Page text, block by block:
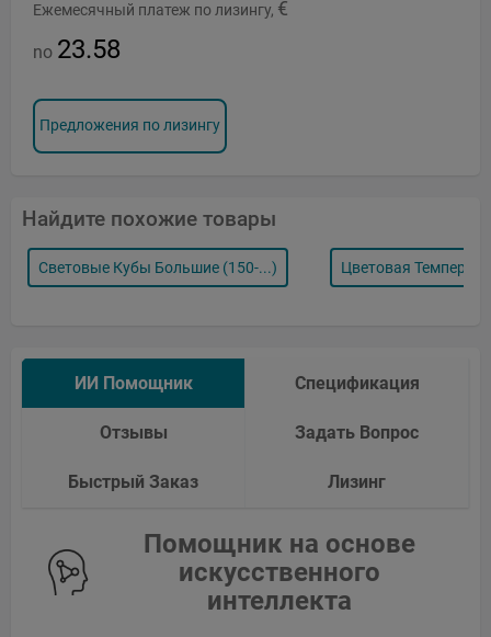
Ежемесячный платеж по лизингу, €
no 23.58
Предложения по лизингу
Найдите похожие товары
Световые Кубы Большие (150-...) Цветовая
ИИ Помощник Спецификация
Отзывы Задать Вопрос
Быстрый Заказ Лизинг
Помощник на основе
искусственного
интеллекта